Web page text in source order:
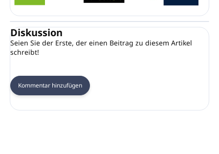
Diskussion
Seien Sie der Erste, der einen Beitrag zu diesem Artikel
schreibt!
Kommentar hinzufügen